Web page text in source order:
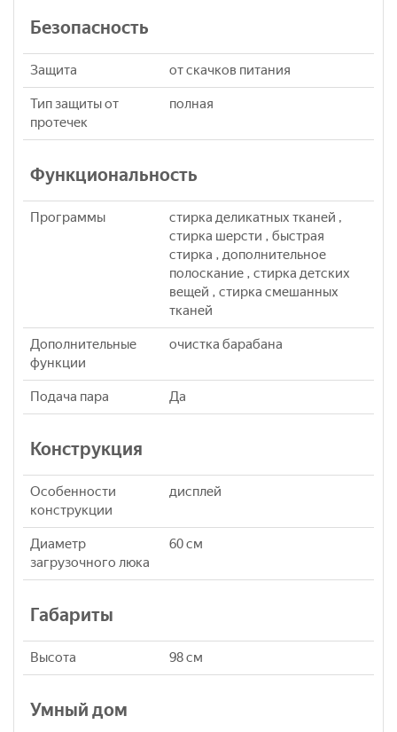
Безопасность
Защита от скачков питания
Тип защиты от
протечек
полная
Функциональность
Программы
стирка деликатных тканей ,
стирка шерсти , быстрая
стирка , дополнительное
полоскание , стирка детских
вещей , стирка смешанных
тканей
Дополнительные
функции
очистка барабана
Подача пара Да
Конструкция
Особенности
конструкции
дисплей
Диаметр
загрузочного люка
60 см
Габариты
Высота 98 см
Умный дом